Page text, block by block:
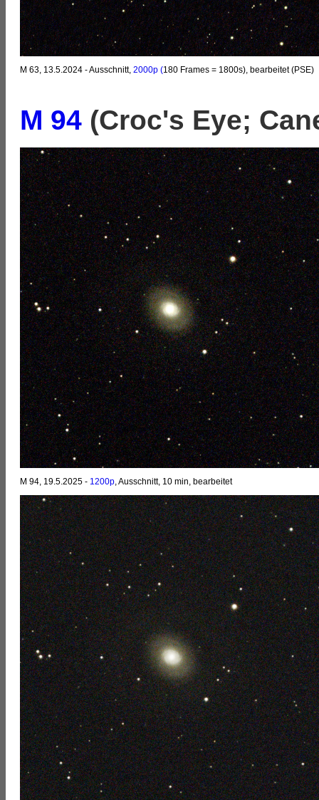
M 63, 13.5.2024 - Ausschnitt, 2000p (180 Frames = 1800s), bearbeitet (PSE)
M 94 (Croc's Eye;
M 94, 19.5.2025 - 1200p , Ausschnitt, 10 min, bearbeitet